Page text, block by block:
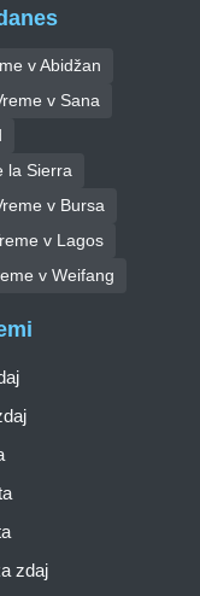
v Abidžan
v Sana
Sierra
v Bursa
v Lagos
v Weifang
zdaj